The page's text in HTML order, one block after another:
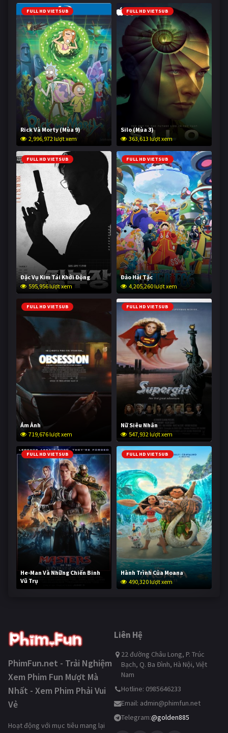
FULL HD VIETSUB
Rick Và Morty (Mùa 9)
2,996,972 lượt xem
FULL HD VIETSUB
Silo (Mùa 3)
363,613 lượt xem
FULL HD VIETSUB
Đặc Vụ Kim Tái Khởi Động
595,956 lượt xem
FULL HD VIETSUB
Đảo Hải Tặc
4,205,260 lượt xem
FULL HD VIETSUB
Ám Ảnh
719,676 lượt xem
FULL HD VIETSUB
Nữ Siêu Nhân
547,932 lượt xem
FULL HD VIETSUB
He-Man Và Những Chiến Binh
Vũ Trụ
238,963 lượt xem
FULL HD VIETSUB
Hành Trình Của Moana
490,320 lượt xem
PhimFun.net - Trải Nghiệm
Xem Phim Fun Mượt Mà
Nhất - Xem Phim Phải Vui
Vẻ
Hoạt động với mục tiêu mang lại
Liên Hệ
22 đường Châu Long, P. Trúc
Bạch, Q. Ba Đình, Hà Nội, Việt
Nam
Hotline: 0985646233
Email: admin@phimfun.net
Telegram:@golden885